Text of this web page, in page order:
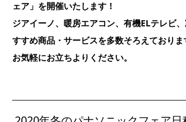
ェア」を開催いたします！
ジアイーノ、暖房エアコン、有機ELテレビ
すすめ商品・サービスを多数そろえておりま
お気軽にお立ちよりください。